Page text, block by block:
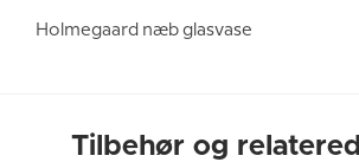
Holmegaard næb glasvase
Tilbehør og